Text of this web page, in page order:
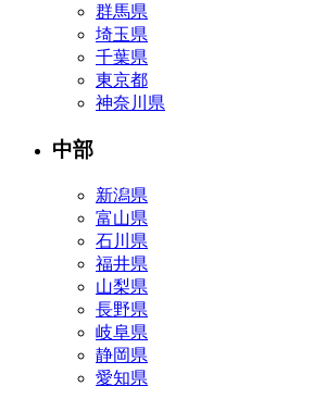
群馬県
埼玉県
千葉県
東京都
神奈川県
中部
新潟県
富山県
石川県
福井県
山梨県
長野県
岐阜県
静岡県
愛知県